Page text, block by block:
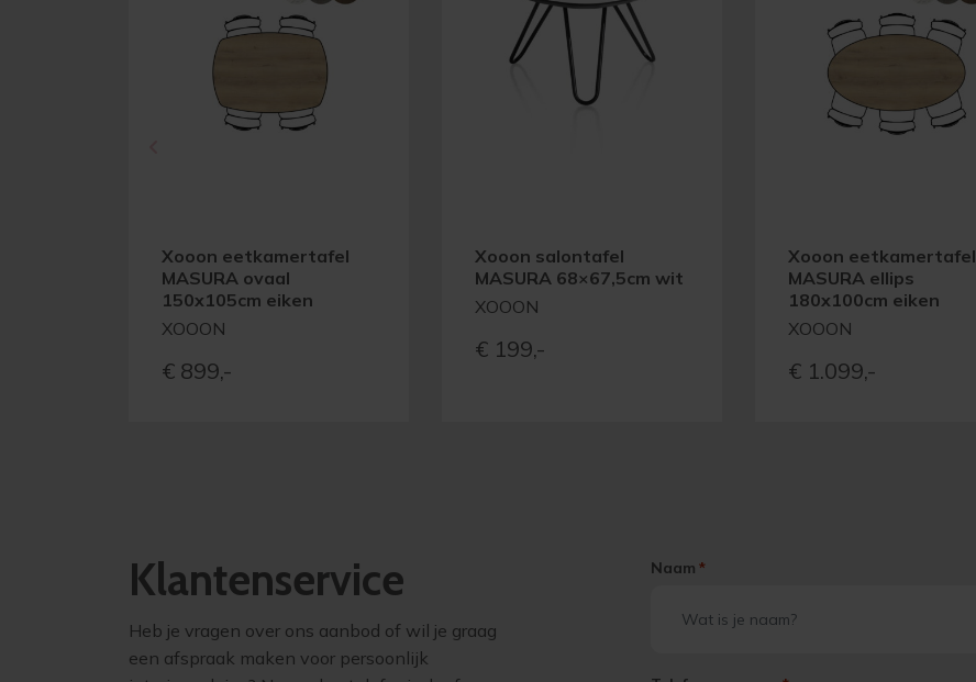
Xooon eetkamertafel
MASURA ovaal
150x105cm eiken
XOOON
€ 899,-
Xooon salontafel
MASURA 68×67,5cm wit
XOOON
€ 199,-
Xooon eetkamertafel
MASURA ellips
180x100cm eiken
XOOON
€ 1.099,-
Klantenservice
Heb je vragen over ons aanbod of wil je graag
een afspraak maken voor persoonlijk
Naam *